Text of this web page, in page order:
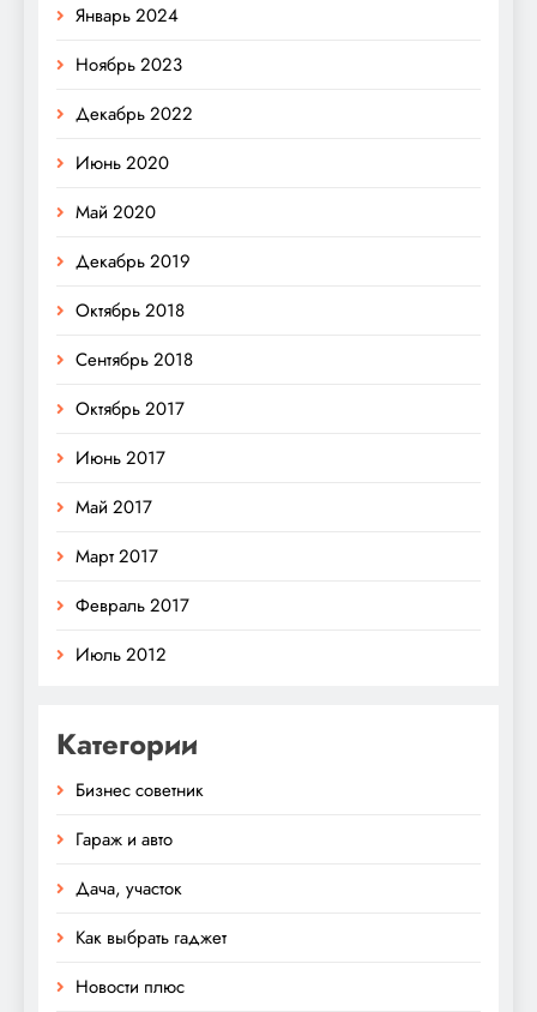
Январь 2024
Ноябрь 2023
Декабрь 2022
Июнь 2020
Май 2020
Декабрь 2019
Октябрь 2018
Сентябрь 2018
Октябрь 2017
Июнь 2017
Май 2017
Март 2017
Февраль 2017
Июль 2012
Категории
Бизнес советник
Гараж и авто
Дача, участок
Как выбрать гаджет
Новости плюс